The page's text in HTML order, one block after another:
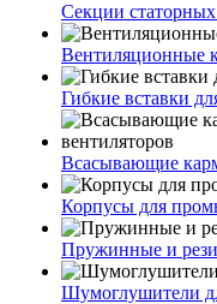
Секции статорных
Вентиляционные
Гибкие вставки
Всасывающие
Корпусы для
Пружинные и
Шумоглушители